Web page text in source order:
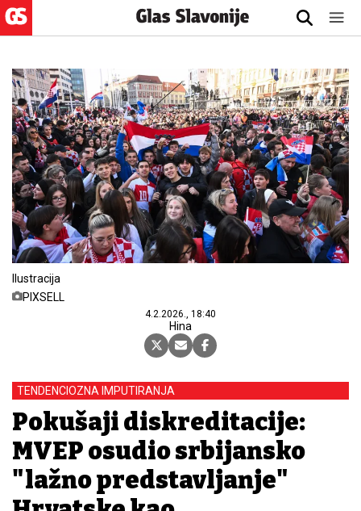
Ilustracija
PIXSELL
4.2.2026., 18:40
Hina
TENDENCIOZNA IMPUTIRANJA
Pokušaji diskreditacije:
MVEP osudio srbijansko
"lažno predstavljanje"